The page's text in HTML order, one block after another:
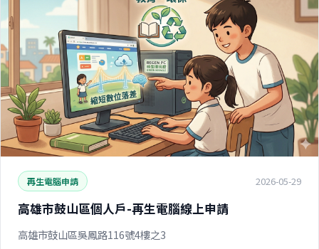
再生電腦申請 2026-05-29
高雄市鼓山區個人戶-再生電腦線上申請
高雄市鼓山區吳鳳路116號4樓之3